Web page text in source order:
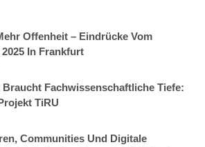
Offenheit – Eindrücke Vom
In Frankfurt
Fachwissenschaftliche Tiefe:
TiRU
Communities Und Digitale